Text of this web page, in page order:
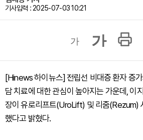
기사입력 : 2025-07-03 10:21
가 가
[Hinews 하이뉴스] 전립선 비대증 환자 증
담 치료에 대한 관심이 높아지는 가운데, 이
장이 유로리프트(UroLift) 및 리줌(Rezum)
했다고 밝혔다.